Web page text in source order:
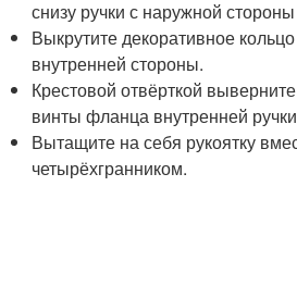
снизу ручки с наружной
Выкрутите декоративное
внутренней стороны.
Крестовой отвёрткой
винты фланца внутренней
Вытащите на себя рукоятку
четырёхгранником.